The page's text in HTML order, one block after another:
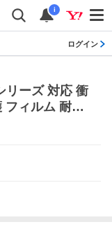
i
ログイン
リーズ 対応 衝
フィルム 耐衝